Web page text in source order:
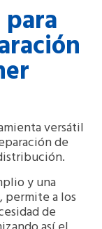
versátil
de
y una
permite a los
de